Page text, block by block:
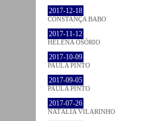
2017-12-18
CONSTANÇA BABO
2017-11-12
HELENA OSÓRIO
2017-10-09
PAULA PINTO
2017-09-05
PAULA PINTO
2017-07-26
NATÁLIA VILARINHO